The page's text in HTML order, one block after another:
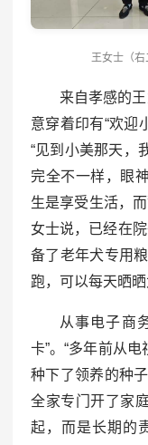
王女士（右
来自孝感的
意穿着印有“欢迎
“见到小美那天，
完全不一样，眼
生是享受生活，
女士说，已经在
备了老年犬专用
跑，可以每天晒
从事电子商
卡”。“多年前从
种下了领养的种
全家专门开了家
起，而是长期的